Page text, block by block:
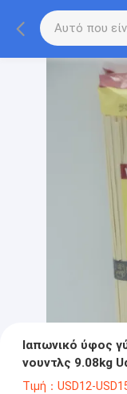
Ιαπωνικό ύφος
νουντλς 9.08kg
Τιμή：USD12-